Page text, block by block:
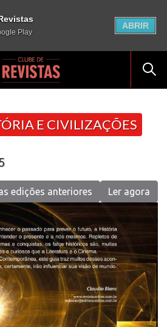
E CIVILIZAÇÕES
Ler agora
edições anteriores
Play
ABRIR